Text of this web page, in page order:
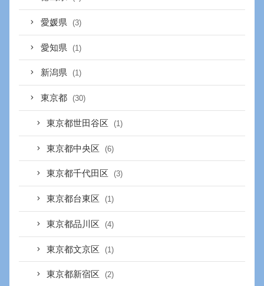
愛媛県 (3)
愛知県 (1)
新潟県 (1)
東京都 (30)
東京都世田谷区 (1)
東京都中央区 (6)
東京都千代田区 (3)
東京都台東区 (1)
東京都品川区 (4)
東京都文京区 (1)
東京都新宿区 (2)